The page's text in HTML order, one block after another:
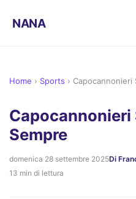
NANA
Home › Sports › Capocannonieri
Capocannonieri
Sempre
domenica 28 settembre 2025Di
13 min di lettura